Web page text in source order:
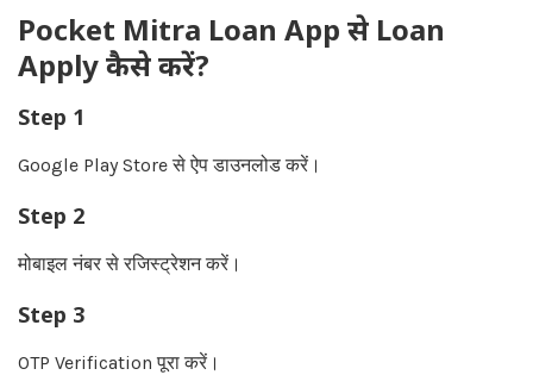
Pocket Mitra Loan App से Loan
Apply कैसे करें?
Step 1
Google Play Store से ऐप डाउनलोड करें।
Step 2
मोबाइल नंबर से रजिस्ट्रेशन करें।
Step 3
OTP Verification पूरा करें।